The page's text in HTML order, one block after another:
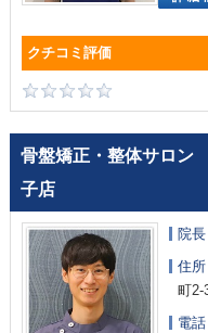
骨盤矯正・整体サロ
子店
院長
住所
町2-
電話